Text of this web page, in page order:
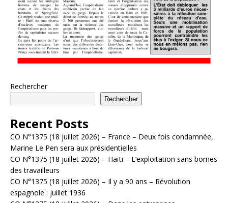
Rechercher
Rechercher
Recent Posts
CO N°1375 (18 juillet 2026) – France – Deux fois condamnée,
Marine Le Pen sera aux présidentielles
CO N°1375 (18 juillet 2026) – Haïti – L’exploitation sans bornes
des travailleurs
CO N°1375 (18 juillet 2026) – Il y a 90 ans – Révolution
espagnole : juillet 1936